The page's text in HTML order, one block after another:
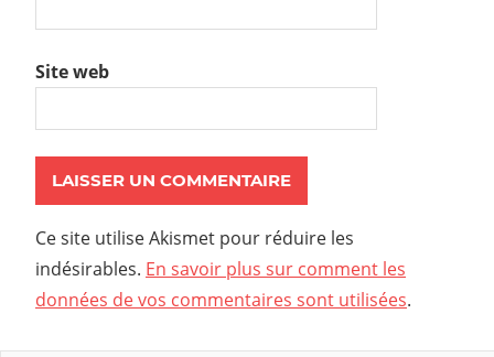
Site web
Ce site utilise Akismet pour réduire les
indésirables. En savoir plus sur comment les
données de vos commentaires sont utilisées.